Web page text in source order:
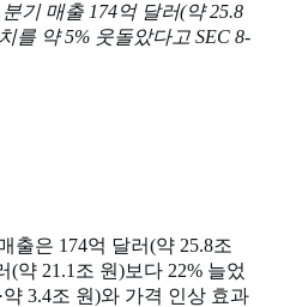
기 매출 174억 달러(약 25.8
를 약 5% 웃돌았다고 SEC 8-
출은 174억 달러(약 25.8조
(약 21.1조 원)보다 22% 늘었
3.4조 원)와 가격 인상 효과